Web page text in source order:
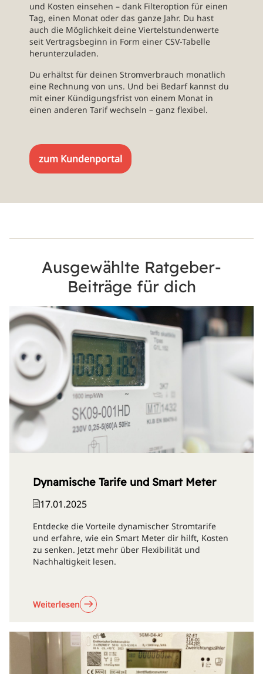
und Kosten einsehen – dank Filteroption für einen
Tag, einen Monat oder das ganze Jahr. Du hast
auch die Möglichkeit deine Viertelstundenwerte
seit Vertragsbeginn in Form einer CSV-Tabelle
herunterzuladen.
Du erhältst für deinen Stromverbrauch monatlich
eine Rechnung von uns. Und bei Bedarf kannst du
mit einer Kündigungsfrist von einem Monat in
einen anderen Tarif wechseln – ganz flexibel.
zum Kundenportal
Ausgewählte Ratgeber-
Beiträge für dich
Dynamische Tarife und Smart Meter
17.01.2025
Entdecke die Vorteile dynamischer Stromtarife
und erfahre, wie ein Smart Meter dir hilft, Kosten
zu senken. Jetzt mehr über Flexibilität und
Nachhaltigkeit lesen.
Weiterlesen